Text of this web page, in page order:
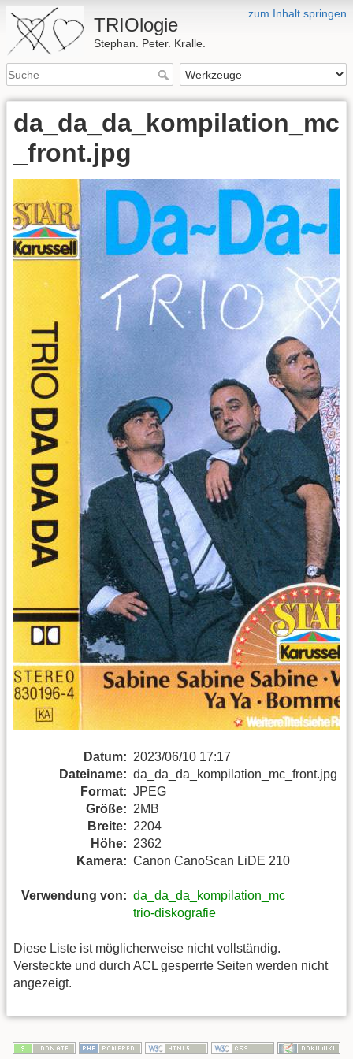
zum Inhalt springen
TRIOlogie
Stephan. Peter. Kralle.
da_da_da_kompilation_mc
_front.jpg
Datum: 2023/06/10 17:17
Dateiname: da_da_da_kompilation_mc_front.jpg
Format: JPEG
Größe: 2MB
Breite: 2204
Höhe: 2362
Kamera: Canon CanoScan LiDE 210
Verwendung von: da_da_da_kompilation_mc
trio-diskografie
Diese Liste ist möglicherweise nicht vollständig.
Versteckte und durch ACL gesperrte Seiten werden nicht
angezeigt.